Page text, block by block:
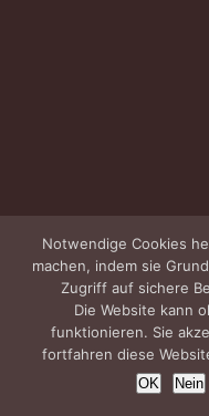
Notwendige Cookies
machen, indem sie
Zugriff auf sichere
Die Website kann
funktionieren. Sie
fortfahren diese
OK Nein